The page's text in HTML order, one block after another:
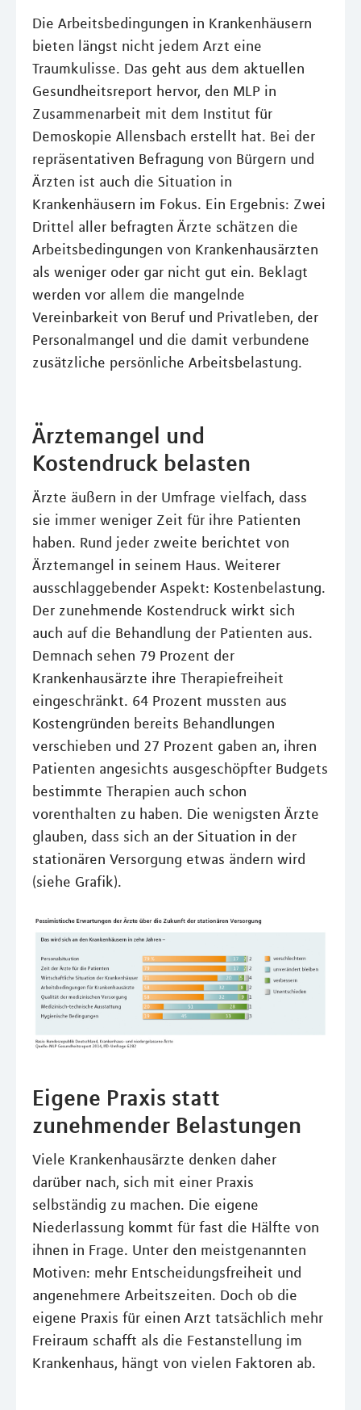
Die Arbeitsbedingungen in Krankenhäusern
bieten längst nicht jedem Arzt eine
Traumkulisse. Das geht aus dem aktuellen
Gesundheitsreport hervor, den MLP in
Zusammenarbeit mit dem Institut für
Demoskopie Allensbach erstellt hat. Bei der
repräsentativen Befragung von Bürgern und
Ärzten ist auch die Situation in
Krankenhäusern im Fokus. Ein Ergebnis: Zwei
Drittel aller befragten Ärzte schätzen die
Arbeitsbedingungen von Krankenhausärzten
als weniger oder gar nicht gut ein. Beklagt
werden vor allem die mangelnde
Vereinbarkeit von Beruf und Privatleben, der
Personalmangel und die damit verbundene
zusätzliche persönliche Arbeitsbelastung.
Ärztemangel und
Kostendruck belasten
Ärzte äußern in der Umfrage vielfach, dass
sie immer weniger Zeit für ihre Patienten
haben. Rund jeder zweite berichtet von
Ärztemangel in seinem Haus. Weiterer
ausschlaggebender Aspekt: Kostenbelastung.
Der zunehmende Kostendruck wirkt sich
auch auf die Behandlung der Patienten aus.
Demnach sehen 79 Prozent der
Krankenhausärzte ihre Therapiefreiheit
eingeschränkt. 64 Prozent mussten aus
Kostengründen bereits Behandlungen
verschieben und 27 Prozent gaben an, ihren
Patienten angesichts ausgeschöpfter Budgets
bestimmte Therapien auch schon
vorenthalten zu haben. Die wenigsten Ärzte
glauben, dass sich an der Situation in der
stationären Versorgung etwas ändern wird
(siehe Grafik).
Eigene Praxis statt
zunehmender Belastungen
Viele Krankenhausärzte denken daher
darüber nach, sich mit einer Praxis
selbständig zu machen. Die eigene
Niederlassung kommt für fast die Hälfte von
ihnen in Frage. Unter den meistgenannten
Motiven: mehr Entscheidungsfreiheit und
angenehmere Arbeitszeiten. Doch ob die
eigene Praxis für einen Arzt tatsächlich mehr
Freiraum schafft als die Festanstellung im
Krankenhaus, hängt von vielen Faktoren ab.